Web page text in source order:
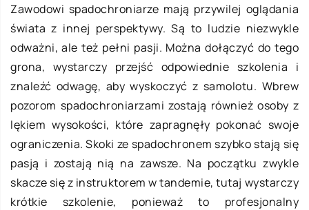
Zawodowi spadochroniarze mają przywilej oglądania
świata z innej perspektywy. Są to ludzie niezwykle
odważni, ale też pełni pasji. Można dołączyć do tego
grona, wystarczy przejść odpowiednie szkolenia i
znaleźć odwagę, aby wyskoczyć z samolotu. Wbrew
pozorom spadochroniarzami zostają również osoby z
lękiem wysokości, które zapragnęły pokonać swoje
ograniczenia. Skoki ze spadochronem szybko stają się
pasją i zostają nią na zawsze. Na początku zwykle
skacze się z instruktorem w tandemie, tutaj wystarczy
krótkie szkolenie, ponieważ to profesjonalny